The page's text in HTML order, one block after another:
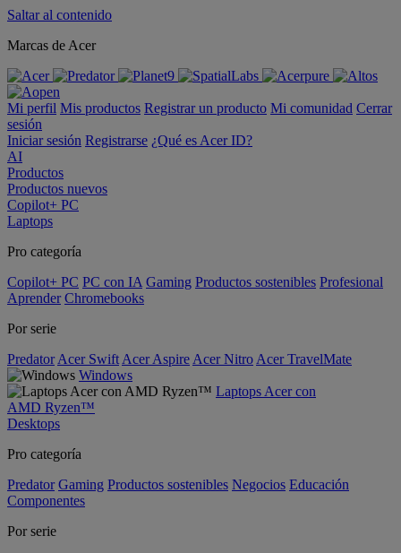
Saltar al contenido
Marcas de Acer
Mi perfil Mis productos Registrar un producto Mi comunidad Cerrar
sesión
Iniciar sesión Registrarse ¿Qué es Acer ID?
AI
Productos
Productos nuevos
Copilot+ PC
Laptops
Pro categoría
Copilot+ PC PC con IA Gaming Productos sostenibles Profesional
Aprender Chromebooks
Por serie
Predator Acer Swift Acer Aspire Acer Nitro Acer TravelMate
Windows
Laptops Acer con
AMD Ryzen™
Desktops
Pro categoría
Predator Gaming Productos sostenibles Negocios Educación
Componentes
Por serie